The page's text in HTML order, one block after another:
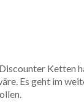
Ketten
Es geht im